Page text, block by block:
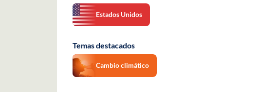
Estados Unidos
Temas destacados
Cambio climático